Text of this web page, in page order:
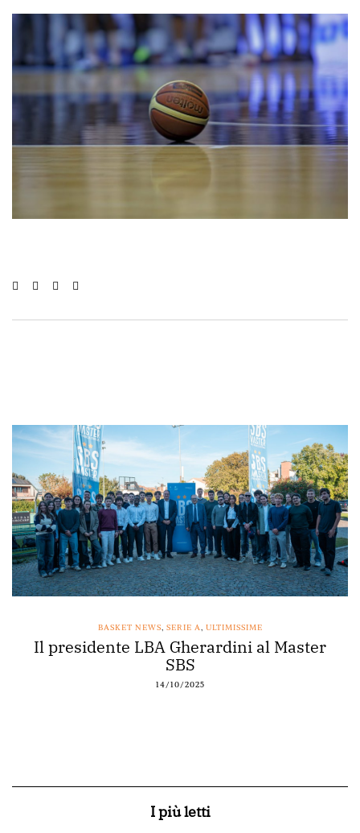
BASKET NEWS, SERIE A, ULTIMISSIME
Il presidente LBA Gherardini al Master
SBS
14/10/2025
I più letti